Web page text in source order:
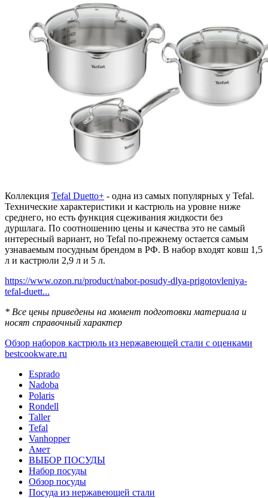
Коллекция Tefal Duetto+ - одна из самых популярных у Tefal.
Технические характеристики и кастрюль на уровне ниже
среднего, но есть функция сцеживания жидкости без
дуршлага. По соотношению цены и качества это не самый
интересный вариант, но Tefal по-прежнему остается самым
узнаваемым посудным брендом в РФ. В набор входят ковш 1,5
л и кастрюли 2,9 л и 5 л.
https://www.ozon.ru/product/nabor-posudy-dlya-prigotovleniya-
tefal-duett...
* Все цены приведены на момент подготовки материала и
носят справочный характер
Обзор наборов кастрюль из нержавеющей стали с оценками
bestcookware.ru
Esprado
Nadoba
Polaris
Rondell
Taller
Tefal
Vanhopper
Амет
ВЫБОР ПОСУДЫ
Набор посуды
Обзор посуды
Посуда из нержавеющей стали